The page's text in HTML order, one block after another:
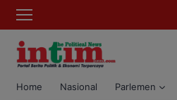
Home Nasional Parlemen